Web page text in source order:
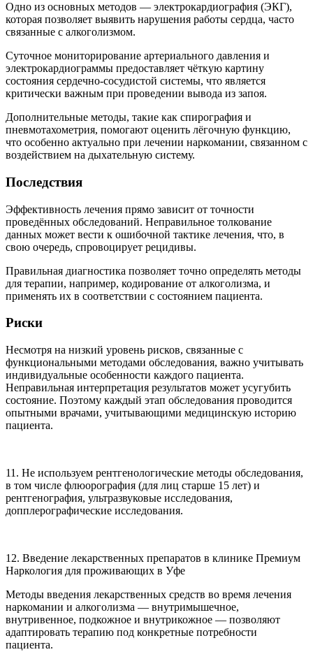
Одно из основных методов — электрокардиография (ЭКГ),
которая позволяет выявить нарушения работы сердца, часто
связанные с алкоголизмом.
Суточное мониторирование артериального давления и
электрокардиограммы предоставляет чёткую картину
состояния сердечно-сосудистой системы, что является
критически важным при проведении вывода из запоя.
Дополнительные методы, такие как спирография и
пневмотахометрия, помогают оценить лёгочную функцию,
что особенно актуально при лечении наркомании, связанном с
воздействием на дыхательную систему.
Последствия
Эффективность лечения прямо зависит от точности
проведённых обследований. Неправильное толкование
данных может вести к ошибочной тактике лечения, что, в
свою очередь, спровоцирует рецидивы.
Правильная диагностика позволяет точно определять методы
для терапии, например, кодирование от алкоголизма, и
применять их в соответствии с состоянием пациента.
Риски
Несмотря на низкий уровень рисков, связанные с
функциональными методами обследования, важно учитывать
индивидуальные особенности каждого пациента.
Неправильная интерпретация результатов может усугубить
состояние. Поэтому каждый этап обследования проводится
опытными врачами, учитывающими медицинскую историю
пациента.
11. Не используем рентгенологические методы обследования,
в том числе флюорография (для лиц старше 15 лет) и
рентгенография, ультразвуковые исследования,
допплерографические исследования.
12. Введение лекарственных препаратов в клинике Премиум
Наркология для проживающих в Уфе
Методы введения лекарственных средств во время лечения
наркомании и алкоголизма — внутримышечное,
внутривенное, подкожное и внутрикожное — позволяют
адаптировать терапию под конкретные потребности
пациента.